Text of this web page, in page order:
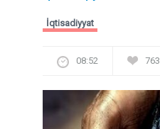
İqtisadiyyat
08:52 763